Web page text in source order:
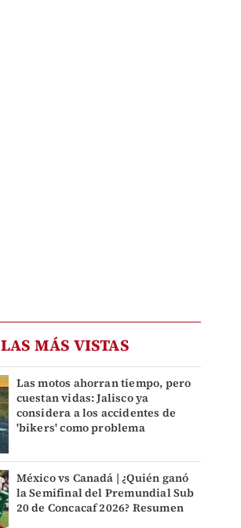
LAS MÁS VISTAS
Las motos ahorran tiempo, pero
cuestan vidas: Jalisco ya
considera a los accidentes de
'bikers' como problema
México vs Canadá | ¿Quién ganó
la Semifinal del Premundial Sub
20 de Concacaf 2026? Resumen